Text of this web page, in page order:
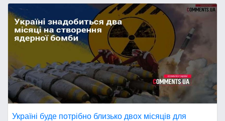
Україні буде потрібно близько двох місяців для